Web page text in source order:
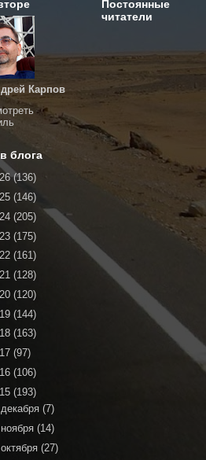
Карпов
Постоянные
читатели
блога
(136)
(146)
(205)
(175)
(161)
(128)
(120)
(144)
(163)
(97)
(106)
(193)
декабря (7)
ноября (14)
октября (27)